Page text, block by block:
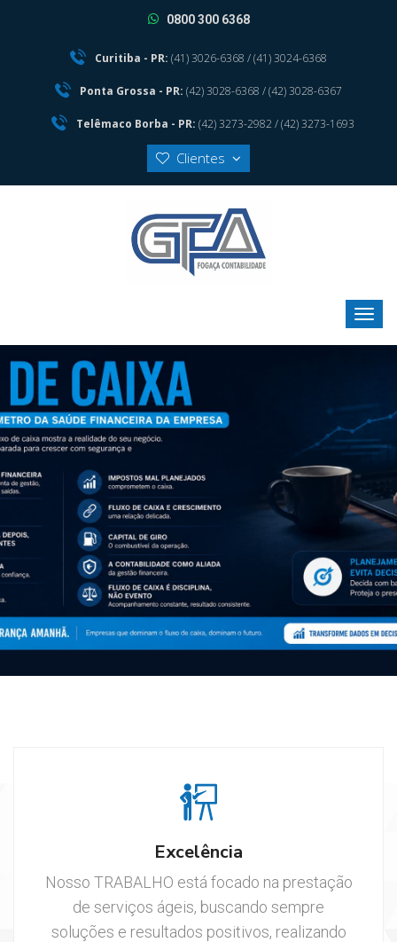
0800 300 6368
Curitiba - PR: (41) 3026-6368 / (41) 3024-6368
Ponta Grossa - PR: (42) 3028-6368 / (42) 3028-6367
Telêmaco Borba - PR: (42) 3273-2982 / (42) 3273-1693
Clientes
Excelência
Nosso TRABALHO está focado na prestação
de serviços ágeis, buscando sempre
soluções e resultados positivos, realizando